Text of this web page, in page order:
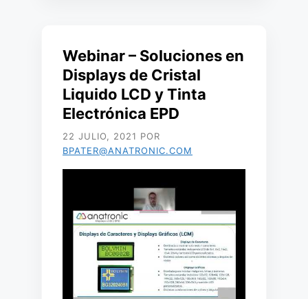
Webinar – Soluciones en
Displays de Cristal
Liquido LCD y Tinta
Electrónica EPD
22 JULIO, 2021 POR
BPATER@ANATRONIC.COM